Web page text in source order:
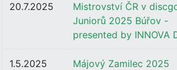
20.7.2025
Mistrovství ČR v
Juniorů 2025 Búřov -
presented by INNOVA
1.5.2025 Májový Zamilec 2025